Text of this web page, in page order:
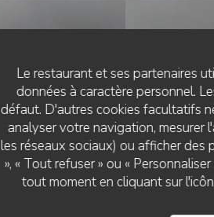
Le restaurant et ses partenaires
données à caractère personnel.
défaut. D'autres cookies facultatifs
analyser votre navigation, mesurer
les réseaux sociaux) ou afficher des
», « Tout refuser » ou «
tout moment en cliquant sur
Les